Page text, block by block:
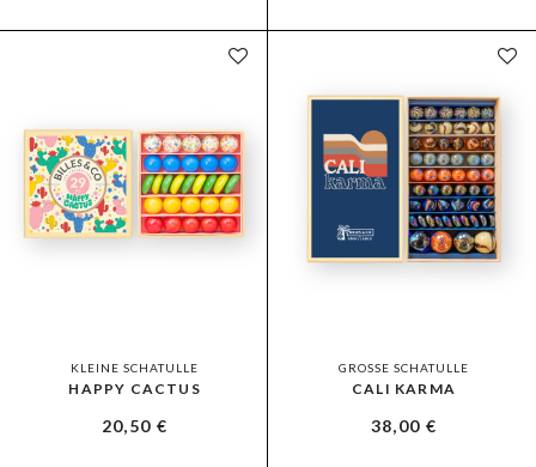
KLEINE SCHATULLE
HAPPY CACTUS
20,50€
GROSSE SCHATULLE
CALI KARMA
38,00€